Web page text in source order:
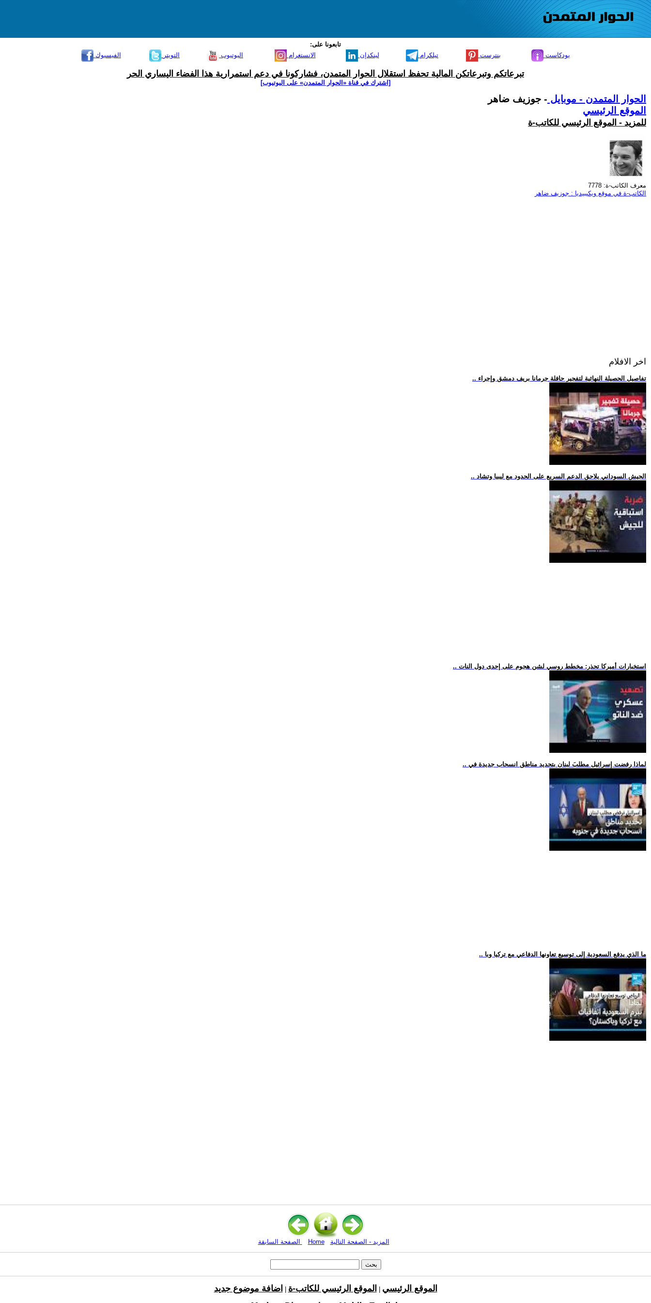
تابعونا على:
الفيسبوك
التويتر اليوتيوب الانستغرام لينكدإن تيلكرام بنترست بودكاست
تبرعاتكم وتبرعاتكن المالية تحفظ استقلال الحوار المتمدن، فشاركونا في دعم استمرارية هذا الفضاء اليساري الحر
[اشترك في قناة ‫«الحوار المتمدن» على اليوتيوب]
الحوار المتمدن - موبايل - جوزيف ضاهر
الموقع الرئيسي
للمزيد - الموقع الرئيسي للكاتب-ة
معرف الكاتب-ة: 7778
الكاتب-ة في موقع ويكيبيديا : جوزيف ضاهر
اخر الافلام
.. تفاصيل الحصيلة النهائية لتفجير حافلة جرمانا بريف دمشق وإجراء
.. الجيش السوداني يلاحق الدعم السريع على الحدود مع ليبيا وتشاد
.. استخبارات أميركا تحذر: مخطط روسي لشن هجوم على إحدى دول النات
.. لماذا رفضت إسرائيل مطلبَ لبنان بتحديد مناطق انسحاب جديدة في
.. ما الذي يدفع السعودية إلى توسيع تعاونها الدفاعي مع تركيا وبا
Home المزيد - الصفحة التالية
الموقع الرئيسي الموقع الرئيسي للكاتب-ة
اضافة موضوع جديد